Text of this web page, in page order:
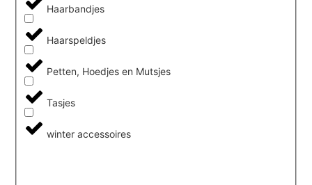
Haarbandjes
Haarspeldjes
Petten, Hoedjes en Mutsjes
Tasjes
winter accessoires